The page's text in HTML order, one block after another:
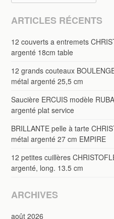
ARTICLES RÉCENTS
12 couverts a entremets
argenté 18cm table
12 grands couteaux
métal argenté 25,5 cm
Saucière ERCUIS modèle
argenté plat service
BRILLANTE pelle à tarte
métal argenté 27 cm EMPIRE
12 petites cuillères
argenté, long. 13.5 cm
ARCHIVES
août 2026